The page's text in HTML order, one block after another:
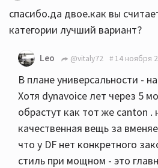
спасибо.да двое.как вы
категории лучший вариант?
Leo @vitaly72 14 ноября
В плане универсальности -
Хотя dynavoice лет через 5
обрастут как тот же canton .
качественная вещь за
что у DF нет конкретного
стиль при мощном - это